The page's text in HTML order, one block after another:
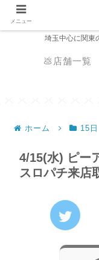
埼玉中心に関東
💩店舗一覧
ホーム 15日
4/15(水) ピー
スロパチ来店
メニュー